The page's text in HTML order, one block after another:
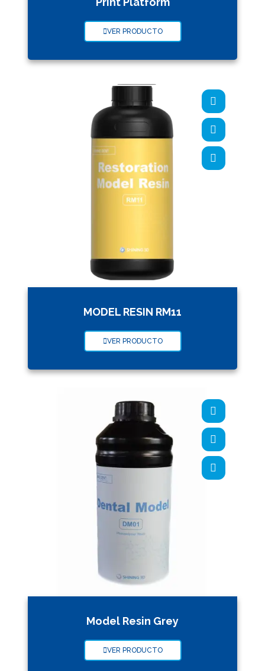
VER PRODUCTO
MODEL RESIN RM11
VER PRODUCTO
Model Resin Grey
VER PRODUCTO